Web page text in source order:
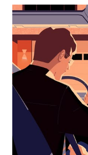
작
면
아
래
화
살
표
러
날